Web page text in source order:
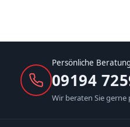
Persönliche
09194
Wir beraten Sie gerne